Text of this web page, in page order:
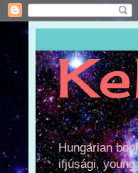
Hungarian
ifjúsági,